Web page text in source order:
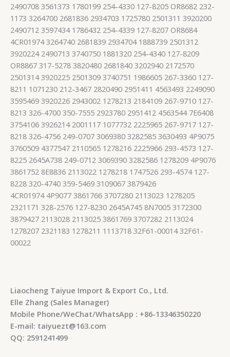
2490708 3561373 1780199 254-4330 127-8205 OR8682 232-
1173 3264700 2681836 2934703 1725780 2501311 3920200
2490712 3597434 1786432 254-4339 127-8207 OR8684
4CR01974 3264740 2681839 2934704 1888739 2501312
3920224 2490713 3740750 1881320 254-4340 127-8209
OR8867 317-5278 3820480 2681840 3202940 2172570
2501314 3920225 2501309 3740751 1986605 267-3360 127-
8211 1071230 212-3467 2820490 2951411 4563493 2249090
3595469 3920226 2943002 1278213 2184109 267-9710 127-
8213 326-4700 350-7555 2923780 2951412 4563544 7E6408
3754106 3926214 2001117 1077732 2225965 267-9717 127-
8218 326-4756 249-0707 3069380 3282585 3630493 4P9075
3760509 4377547 2110565 1278216 2225966 293-4573 127-
8225 2645A738 249-0712 3069390 3282586 1278209 4P9076
3861752 8E8836 2113022 1278218 1747526 293-4574 127-
8228 320-4740 359-5469 3109067 3879426
4CR01974 4P9077 3861766 3707280 2113023 1278205
2321171 328-2576 127-8230 2645A745 8N7005 3172300
3879427 2113028 2113025 3861769 3707282 2113024
1278207 2321183 1278211 1113718 32F61-00014 32F61-
00022
Liaocheng Taiyue Import & Export Co., Ltd.
Elle Zhang (Sales Manager)
Mobile Phone/WeChat/WhatsApp : +86-13346350220
E-mail: taiyuezt@163.com
QQ: 2591241499